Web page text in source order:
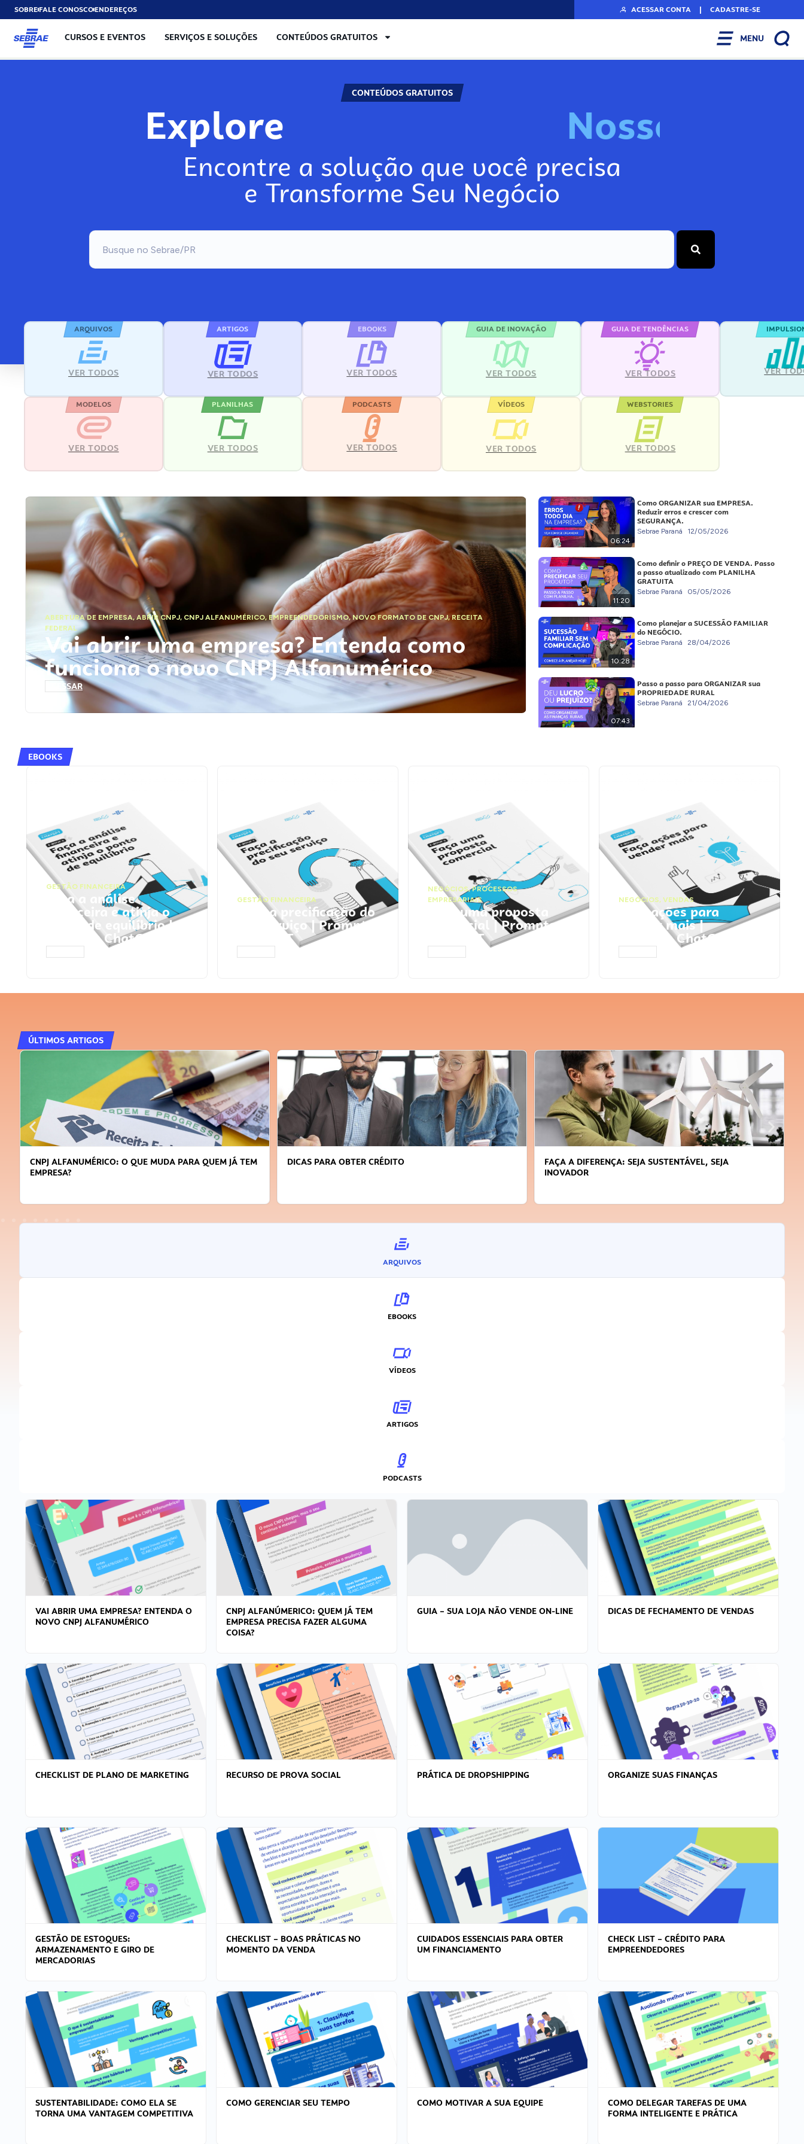
SOBREFALE CONOSCOENDEREÇOS ACESSAR CONTA | CADASTRE-SE
CURSOS E EVENTOS SERVIÇOS E SOLUÇÕES CONTEÚDOS GRATUITOS MENU
CONTEÚDOS GRATUITOS
Explore Nos
Encontre a solução que você precisa
e Transforme Seu Negócio
ARQUIVOS
VER TODOS
ARTIGOS
VER TODOS
EBOOKS
VER TODOS
GUIA DE INOVAÇÃO
VER TODOS
GUIA DE TENDÊNCIAS
VER TODOS VER
MODELOS
VER TODOS
PLANILHAS
VER TODOS
PODCASTS
VER TODOS
VÍDEOS
VER TODOS
WEBSTORIES
VER TODOS
ABERTURA DE EMPRESA,ABRIR CNPJ, CNPJ ALFANUMÉRICO, EMPREENDEDORISMO,NOVO FORMATO DE CNPJ,RECEITA
FEDERAL
Vai abrir uma empresa? Entenda como
funciona o novo CNPJ Alfanumérico
ACESSAR
06:24
Como ORGANIZAR sua EMPRESA.
Reduzir erros e crescer com
SEGURANÇA.
Sebrae Paraná 12/05/2026
11:20
Como definir o PREÇO DE VENDA. Passo
a passo atualizado com PLANILHA
GRATUITA
Sebrae Paraná 05/05/2026
10:28
Como planejar a SUCESSÃO FAMILIAR
do NEGÓCIO.
Sebrae Paraná 28/04/2026
07:43
Passo a passo para ORGANIZAR sua
PROPRIEDADE RURAL
Sebrae Paraná 21/04/2026
EBOOKS
GESTÃO FINANCEIRA
Faça a análise
financeira e atinja o
ponto de equilíbrio |
Prompts ChatGPT
GESTÃO FINANCEIRA
Faça a precificação do
seu serviço | Prompts
ChatGPT
NEGÓCIOS,PROCESSOS
EMPRESARIAIS
Faça uma proposta
comercial | Prompts
ChatGPT
NEGÓCIOS, VENDAS
Faça ações para
vender mais |
Prompts ChatGPT
ÚLTIMOS ARTIGOS
CNPJ ALFANUMÉRICO: O QUE MUDA PARA QUEM JÁ TEM
EMPRESA?
DICAS PARA OBTER CRÉDITO
FAÇA A DIFERENÇA: SEJA SUSTENTÁVEL, SEJA
INOVADOR
ARQUIVOS
EBOOKS
VÍDEOS
ARTIGOS
PODCASTS
VAI ABRIR UMA EMPRESA? ENTENDA O
NOVO CNPJ ALFANUMÉRICO
CNPJ ALFANÚMERICO: QUEM JÁ TEM
EMPRESA PRECISA FAZER ALGUMA
COISA?
GUIA – SUA LOJA NÃO VENDE ON-LINE DICAS DE FECHAMENTO DE VENDAS
CHECKLIST DE PLANO DE MARKETING RECURSO DE PROVA SOCIAL PRÁTICA DE DROPSHIPPING ORGANIZE SUAS FINANÇAS
GESTÃO DE ESTOQUES:
ARMAZENAMENTO E GIRO DE
MERCADORIAS
CHECKLIST – BOAS PRÁTICAS NO
MOMENTO DA VENDA
CUIDADOS ESSENCIAIS PARA OBTER
UM FINANCIAMENTO
CHECK LIST – CRÉDITO PARA
EMPREENDEDORES
SUSTENTABILIDADE: COMO ELA SE
TORNA UMA VANTAGEM COMPETITIVA
COMO GERENCIAR SEU TEMPO COMO MOTIVAR A SUA EQUIPE
COMO DELEGAR TAREFAS DE UMA
FORMA INTELIGENTE E PRÁTICA